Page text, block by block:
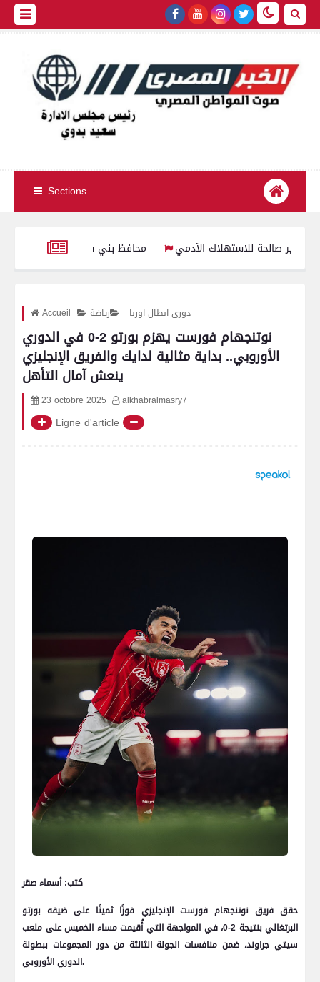
Sections
محافظ بني سويف يعتمد تخفيض تنسيق
Accueil دوري ابطال اوربا رياضة
نوتنجهام فورست يهزم بورتو 2-0 في الدوري
الأوروبي.. بداية مثالية لدايك والفريق الإنجليزي
ينعش آمال التأهل
23 octobre 2025 alkhabralmasry7
Ligne d'article
كتب: أسماء صقر
حقق فريق نوتنجهام فورست الإنجليزي فوزًا ثمينًا على ضيفه بورتو
البرتغالي بنتيجة 2-0، في المواجهة التي أُقيمت مساء الخميس على ملعب
سيتي جراوند، ضمن منافسات الجولة الثالثة من دور المجموعات ببطولة
الدوري الأوروبي.